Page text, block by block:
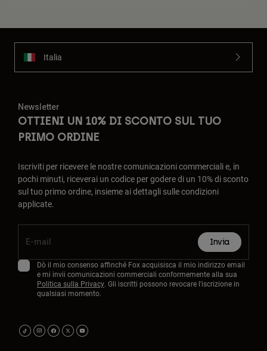
Italia
Newsletter
OTTIENI UN 10% DI SCONTO SUL TUO
PRIMO ORDINE
Iscriviti per ricevere le nostre comunicazioni commerciali e, in
pochi minuti, riceverai un codice per godere di un 10% di sconto
sul tuo primo ordine, insieme ai dettagli sulle condizioni
applicate.
Invia
Dò il mio consenso affinché Fox acquisisca il mio indirizzo email
e mi invii comunicazioni commerciali conformemente alla sua
Politica sulla Privacy. Gli iscritti possono revocare l'iscrizione in
qualsiasi momento.